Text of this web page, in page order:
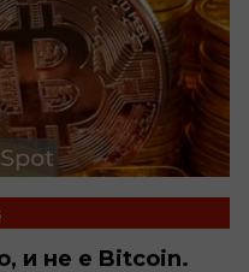
и не е Bitcoin.